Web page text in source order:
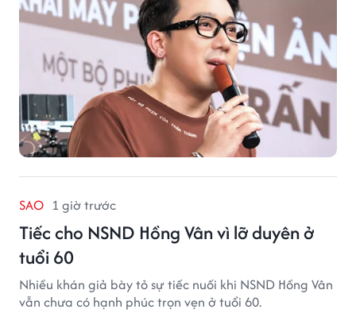
SAO 1 giờ trước
Tiếc cho NSND Hồng Vân vì lỡ duyên ở
tuổi 60
Nhiều khán giả bày tỏ sự tiếc nuối khi NSND Hồng Vân
vẫn chưa có hạnh phúc trọn vẹn ở tuổi 60.